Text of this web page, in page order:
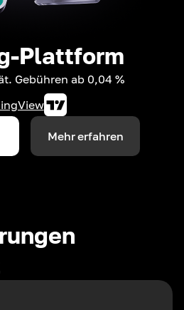
Plattform
Gebühren ab 0,04 %
Mehr erfahren